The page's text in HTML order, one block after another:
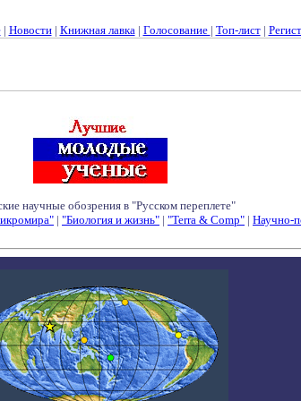
| Новости| Книжная лавка| Голосование | Топ-лист|
научные обозрения в "Русском переплете"
| "Биология и жизнь" | "Terra & Comp" | Научно-